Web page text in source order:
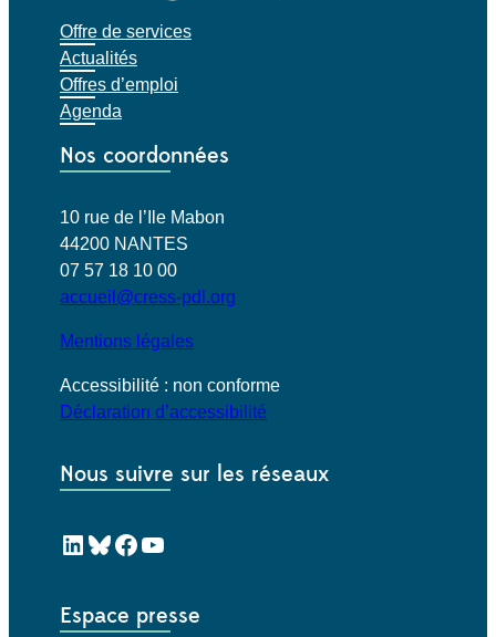
Offre de services
Actualités
Offres d’emploi
Agenda
Nos coordonnées
10 rue de l’Ile Mabon
44200 NANTES
07 57 18 10 00
accueil@cress-pdl.org
Mentions légales
Accessibilité : non conforme
Déclaration d’accessibilité
Nous suivre sur les réseaux
LinkedIn
Bluesky
Facebook
YouTube
Espace presse